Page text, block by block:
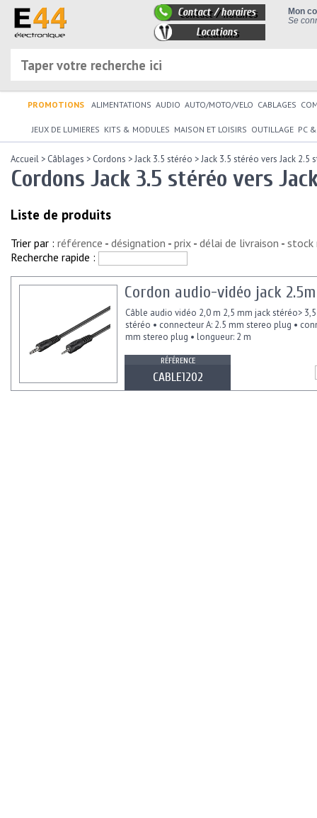
Mon
Se
Contact / horaires
Locations
PROMOTIONS ALIMENTATIONS AUDIO AUTO/MOTO/VELO CABLAGES
JEUX DE LUMIERES KITS & MODULES MAISON ET LOISIRS OUTILLAGE PC
Accueil > Câblages > Cordons >Jack 3.5 stéréo >Jack 3.5 stéréo vers Jack 2.5
Cordons Jack 3.5 stéréo vers
Liste de produits
Trier par : référence - désignation - prix - délai de livraison - stock
Recherche rapide :
Cordon audio-vidéo jack
Câble audio vidéo 2,0 m 2,5 mm jack stéréo>
stéréo • connecteur A: 2.5 mm stereo plug •
mm stereo plug • longueur: 2 m
RÉFÉRENCE
CABLE1202